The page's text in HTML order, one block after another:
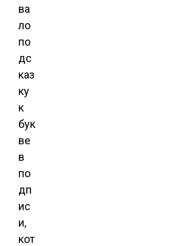
ва
ло
по
дс
каз
ку
к
бук
ве
в
по
дп
ис
и,
кот